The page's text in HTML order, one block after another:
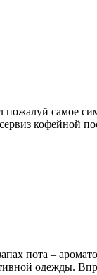
самое
кофейной
пота –
одежды.